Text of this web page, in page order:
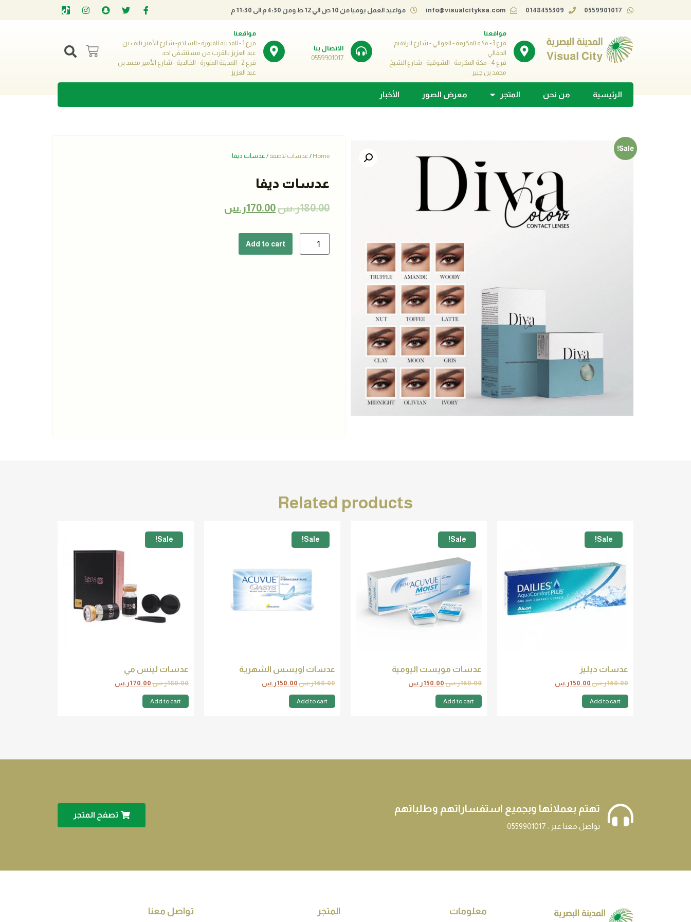
0559901017
0148455309
info@visualcityksa.com مواعيد العمل يوميا من 10 ص الي 12 ظ ومن 4:30 م الى 11:30 م
مواقعنا
فرع 3 - مكة المكرمة - العوالي - شارع ابراهيم
الجفالي
فرع 4 - مكة المكرمة - الشوقية - شارع الشيخ
محمد بن جبير
الاتصال بنا
‏‪0559901017‬‏
مواقعنا
فرع 1 - المدينة المنورة - السلام- شارع الأمير نايف بن
عبد العزيز بالقرب من مستشفى احد
فرع 2 - المدينة المنورة - الخالدية - شارع الأمير محمد بن
عبد العزيز
الرئيسية من نحن المتجر معرض الصور الأخبار
Sale!
Home
/ عدسات لاصقة / عدسات ديفا
عدسات ديفا
180.00ر.س170.00ر.س
Add to cart
Related products
Sale!
عدسات ديليز
160.00ر.س 150.00ر.س
Add to cart
Sale!
عدسات مويست اليومية
160.00ر.س 150.00ر.س
Add to cart
Sale!
عدسات اويسس الشهرية
160.00ر.س 150.00ر.س
Add to cart
Sale!
عدسات لينس مي
180.00ر.س 170.00ر.س
Add to cart
تهتم بعملائها وبجميع استفساراتهم وطلباتهم
تواصل معنا عبر : 0559901017
تصفح المتجر
معلومات المتجر تواصل معنا